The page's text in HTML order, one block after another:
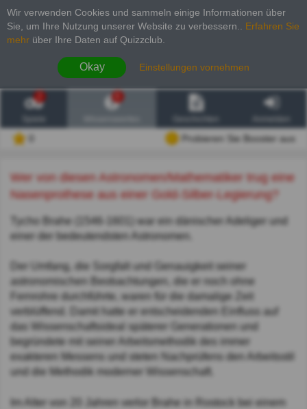
Wir verwenden Cookies und sammeln einige Informationen über
Sie, um Ihre Nutzung unserer Website zu verbessern.
Erfahren Sie
mehr über Ihre Daten auf Quizzclub.
Okay Einstellungen vornehmen
2
Probieren Sie Booster aus
Wer von diesen Astronomen/Mathematiker trug eine
Nasenprothese aus einer Gold-Silber-Legierung?
Tycho Brahe (1546-1601) war ein dänischer Adeliger und
einer der bedeutendsten Astronomen.
Der Umfang, die Sorgfalt und Genauigkeit seiner
astronomischen Beobachtungen, die er noch ohne
Fernrohre durchführte, waren für die damalige Zeit
verblüffend. Damit hatte er entscheidenden Einfluss auf
das Wissenschaftsideal späterer Generationen und
begründete mit seiner Arbeitsmethodik des immer
exakteren Messens und steten Nachprüfens den Arbeitsstil
und die Methodik moderner Wissenschaft.
Im Alter von 20 Jahren verlor Brahe in Rostock bei einem